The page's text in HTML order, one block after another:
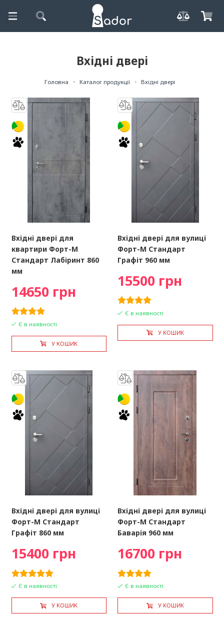
Вхідні двері
Головна Каталог продукції Вхідні двері
Вхідні двері для
квартири Форт-М
Стандарт Лабіринт 860
мм
14650 грн
Є в наявності
У КОШИК
Вхідні двері для вулиці
Форт-М Стандарт
Графіт 960 мм
15500 грн
Є в наявності
У КОШИК
Вхідні двері для вулиці
Форт-М Стандарт
Графіт 860 мм
15400 грн
Є в наявності
У КОШИК
Вхідні двері для вулиці
Форт-М Стандарт
Баварія 960 мм
16700 грн
Є в наявності
У КОШИК